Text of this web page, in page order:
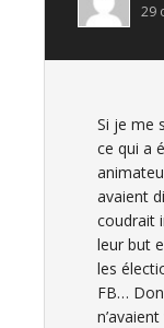
29
Si je me
ce qui a
avaient
coudrait
leur but
les
FB…